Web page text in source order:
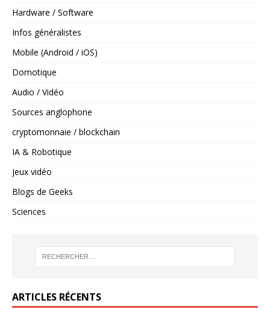
Hardware / Software
Infos généralistes
Mobile (Android / iOS)
Domotique
Audio / Vidéo
Sources anglophone
cryptomonnaie / blockchain
IA & Robotique
Jeux vidéo
Blogs de Geeks
Sciences
ARTICLES RÉCENTS